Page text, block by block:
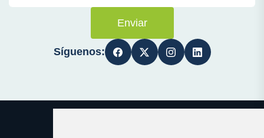
Enviar
Síguenos: